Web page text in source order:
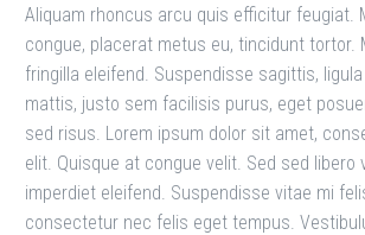
Aliquam rhoncus arcu quis efficitur feugiat.
congue, placerat metus eu, tincidunt tortor.
fringilla eleifend. Suspendisse sagittis,
mattis, justo sem facilisis purus, eget
sed risus. Lorem ipsum dolor sit amet,
elit. Quisque at congue velit. Sed sed libero
imperdiet eleifend. Suspendisse vitae mi
consectetur nec felis eget tempus.